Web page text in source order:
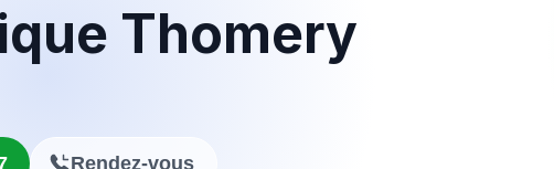
Thomery
Rendez-vous